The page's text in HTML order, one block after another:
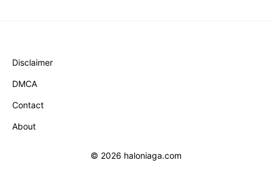
Disclaimer
DMCA
Contact
About
© 2026 haloniaga.com